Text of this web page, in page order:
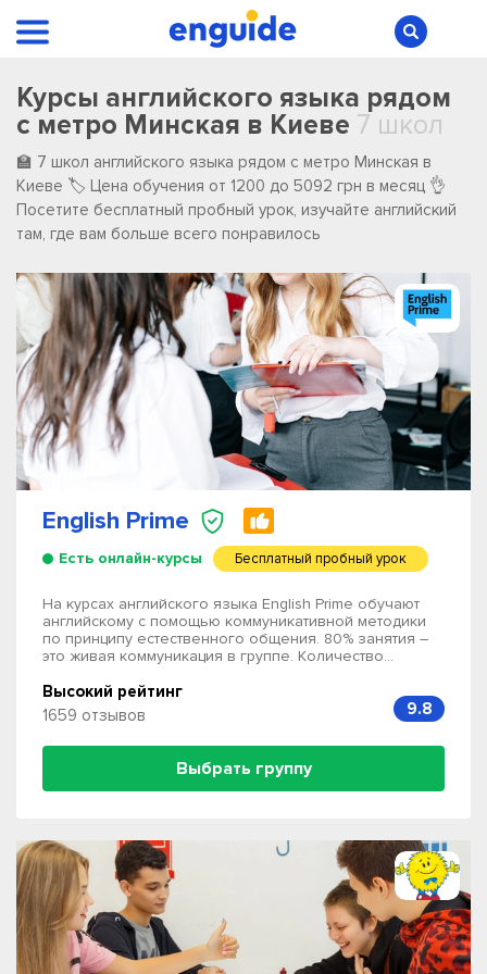
Курсы английского языка рядом
с метро Минская в Киеве 7 школ
🏫 7 школ английского языка рядом с метро Минская в
Киеве 🏷️ Цена обучения от 1200 до 5092 грн в месяц 👌
Посетите бесплатный пробный урок, изучайте английский
там, где вам больше всего понравилось
English Prime
Есть онлайн-курсы Бесплатный пробный урок
На курсах английского языка English Prime обучают
английскому с помощью коммуникативной методики
по принципу естественного общения. 80% занятия –
это живая коммуникация в группе. Количество...
Высокий рейтинг
1659 отзывов
9.8
Выбрать группу